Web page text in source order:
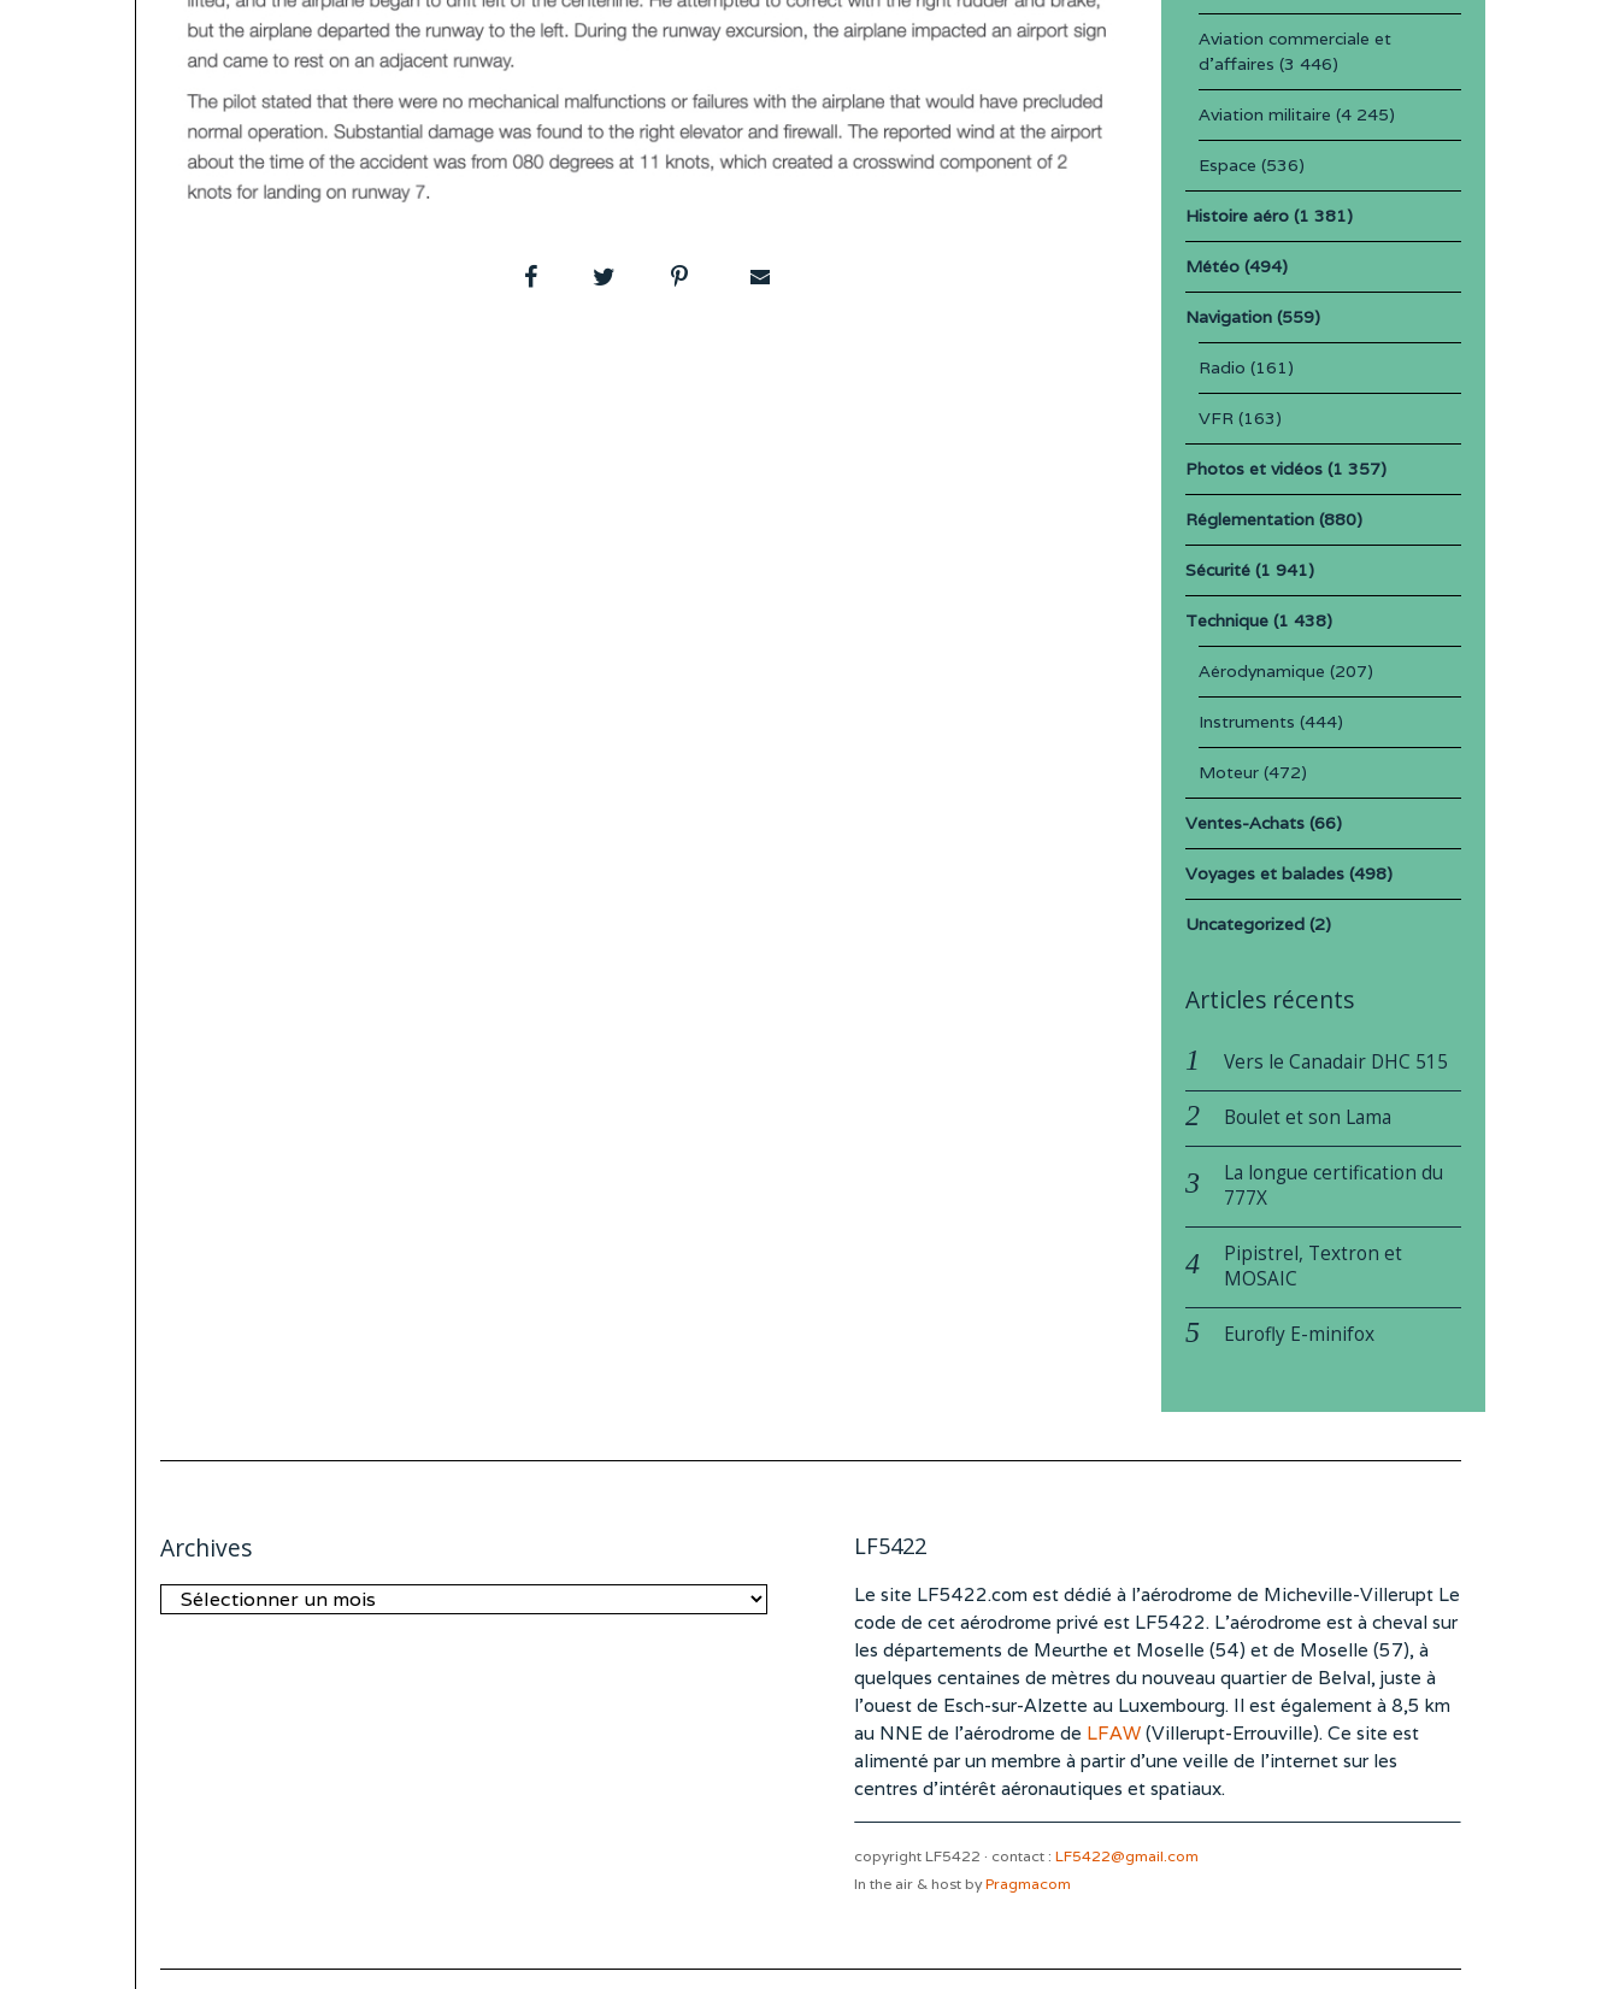
Aviation commerciale et
d'affaires (3 446)
Aviation militaire (4 245)
Espace (536)
Histoire aéro(1 381)
Météo(494)
Navigation(559)
Radio (161)
VFR (163)
Photos et vidéos(1 357)
Réglementation(880)
Sécurité(1 941)
Technique(1 438)
Aérodynamique (207)
Instruments (444)
Moteur(472)
Ventes-Achats(66)
Voyages et balades(498)
Uncategorized(2)
Articles récents
Vers le Canadair DHC 515
Boulet et son Lama
La longue certification du
777X
Pipistrel, Textron et
MOSAIC
Eurofly E-minifox
Archives
Archives
LF5422
Le site LF5422.com est dédié à l’aérodrome de Micheville-Villerupt Le
code de cet aérodrome privé est LF5422. L’aérodrome est à cheval sur
les départements de Meurthe et Moselle (54) et de Moselle (57), à
quelques centaines de mètres du nouveau quartier de Belval, juste à
l’ouest de Esch-sur-Alzette au Luxembourg. Il est également à 8,5 km
au NNE de l’aérodrome de LFAW(Villerupt-Errouville). Ce site est
alimenté par un membre à partir d’une veille de l’internet sur les
centres d’intérêt aéronautiques et spatiaux.
copyright LF5422 · contact : LF5422@gmail.com
In the air & host byPragmacom